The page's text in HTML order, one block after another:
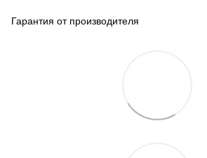
Гарантия от производителя